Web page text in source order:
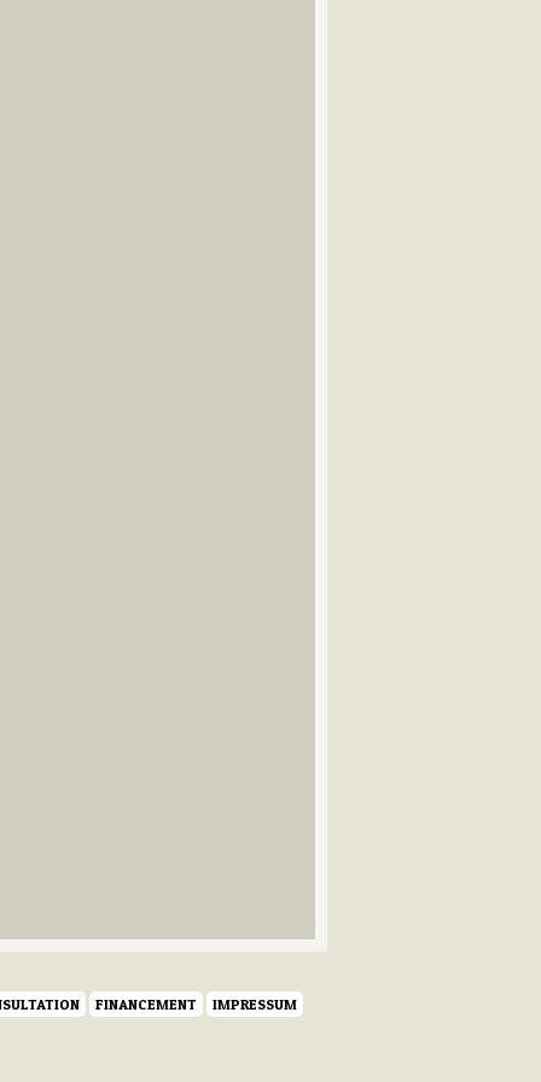
FINANCEMENT IMPRESSUM